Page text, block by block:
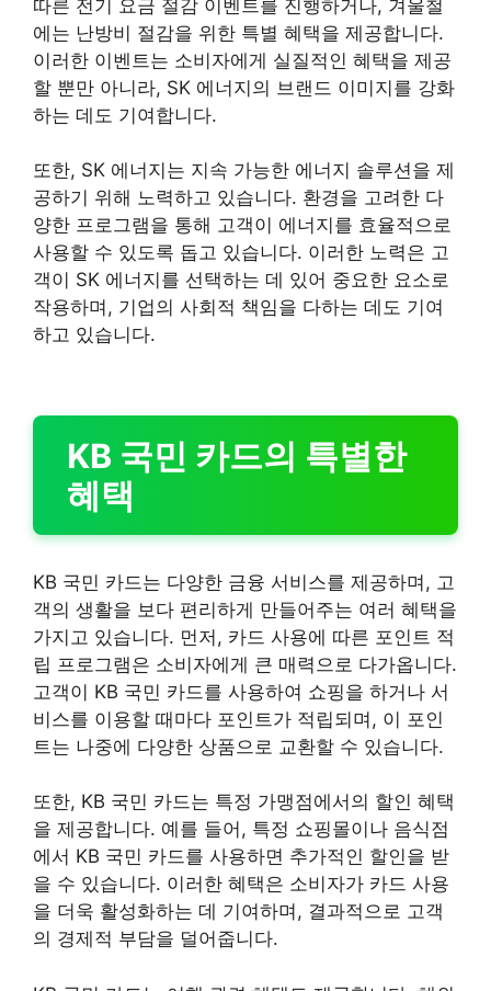
따른 전기 요금 절감 이벤트를 진행하거나, 겨울철
에는 난방비 절감을 위한 특별 혜택을 제공합니다.
이러한 이벤트는 소비자에게 실질적인 혜택을 제공
할 뿐만 아니라, SK 에너지의 브랜드 이미지를 강화
하는 데도 기여합니다.
또한, SK 에너지는 지속 가능한 에너지 솔루션을 제
공하기 위해 노력하고 있습니다. 환경을 고려한 다
양한 프로그램을 통해 고객이 에너지를 효율적으로
사용할 수 있도록 돕고 있습니다. 이러한 노력은 고
객이 SK 에너지를 선택하는 데 있어 중요한 요소로
작용하며, 기업의 사회적 책임을 다하는 데도 기여
하고 있습니다.
KB 국민 카드의 특별한
혜택
KB 국민 카드는 다양한 금융 서비스를 제공하며, 고
객의 생활을 보다 편리하게 만들어주는 여러 혜택을
가지고 있습니다. 먼저, 카드 사용에 따른 포인트 적
립 프로그램은 소비자에게 큰 매력으로 다가옵니다.
고객이 KB 국민 카드를 사용하여 쇼핑을 하거나 서
비스를 이용할 때마다 포인트가 적립되며, 이 포인
트는 나중에 다양한 상품으로 교환할 수 있습니다.
또한, KB 국민 카드는 특정 가맹점에서의 할인 혜택
을 제공합니다. 예를 들어, 특정 쇼핑몰이나 음식점
에서 KB 국민 카드를 사용하면 추가적인 할인을 받
을 수 있습니다. 이러한 혜택은 소비자가 카드 사용
을 더욱 활성화하는 데 기여하며, 결과적으로 고객
의 경제적 부담을 덜어줍니다.